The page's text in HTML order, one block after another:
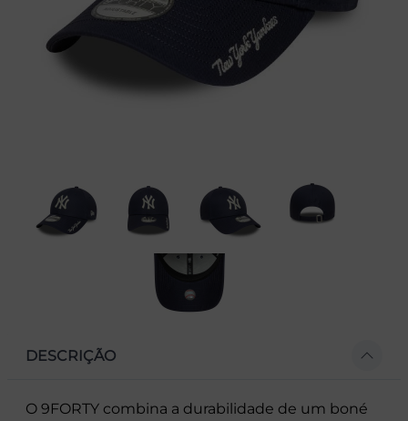
DESCRIÇÃO
O 9FORTY combina a durabilidade de um boné